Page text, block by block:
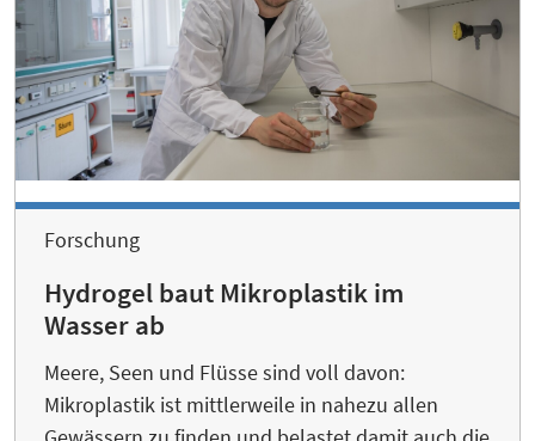
Forschung
Hydrogel baut Mikroplastik im
Wasser ab
Meere, Seen und Flüsse sind voll davon:
Mikroplastik ist mittlerweile in nahezu allen